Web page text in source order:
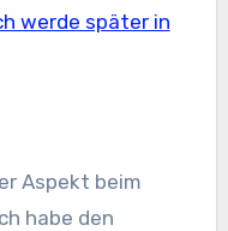
werde später in
Aspekt beim
habe den